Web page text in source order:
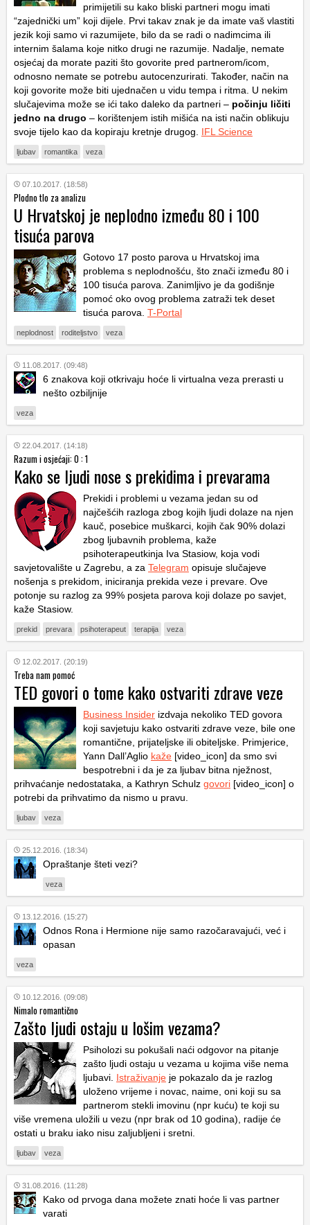
primijetili su kako bliski partneri mogu imati
“zajednički um” koji dijele. Prvi takav znak je da imate vaš vlastiti
jezik koji samo vi razumijete, bilo da se radi o nadimcima ili
internim šalama koje nitko drugi ne razumije. Nadalje, nemate
osjećaj da morate paziti što govorite pred partnerom/icom,
odnosno nemate se potrebu autocenzurirati. Također, način na
koji govorite može biti ujednačen u vidu tempa i ritma. U nekim
slučajevima može se ići tako daleko da partneri – počinju ličiti
jedno na drugo – korištenjem istih mišića na isti način oblikuju
svoje tijelo kao da kopiraju kretnje drugog. IFL Science
ljubav romantika veza
07.10.2017. (18:58)
Plodno tlo za analizu
U Hrvatskoj je neplodno između 80 i 100
tisuća parova
Gotovo 17 posto parova u Hrvatskoj ima
problema s neplodnošću, što znači između 80 i
100 tisuća parova. Zanimljivo je da godišnje
pomoć oko ovog problema zatraži tek deset
tisuća parova. T-Portal
neplodnost roditeljstvo veza
11.08.2017. (09:48)
6 znakova koji otkrivaju hoće li virtualna veza prerasti u
nešto ozbiljnije
veza
22.04.2017. (14:18)
Razum i osjećaji: 0 : 1
Kako se ljudi nose s prekidima i prevarama
Prekidi i problemi u vezama jedan su od
najčešćih razloga zbog kojih ljudi dolaze na njen
kauč, posebice muškarci, kojih čak 90% dolazi
zbog ljubavnih problema, kaže
psihoterapeutkinja Iva Stasiow, koja vodi
savjetovalište u Zagrebu, a za Telegram opisuje slučajeve
nošenja s prekidom, iniciranja prekida veze i prevare. Ove
potonje su razlog za 99% posjeta parova koji dolaze po savjet,
kaže Stasiow.
prekid prevara psihoterapeut terapija veza
12.02.2017. (20:19)
Treba nam pomoć
TED govori o tome kako ostvariti zdrave veze
Business Insider izdvaja nekoliko TED govora
koji savjetuju kako ostvariti zdrave veze, bile one
romantične, prijateljske ili obiteljske. Primjerice,
Yann Dall’Aglio kaže [video_icon] da smo svi
bespotrebni i da je za ljubav bitna nježnost,
prihvaćanje nedostataka, a Kathryn Schulz govori [video_icon] o
potrebi da prihvatimo da nismo u pravu.
ljubav veza
25.12.2016. (18:34)
Opraštanje šteti vezi?
veza
13.12.2016. (15:27)
Odnos Rona i Hermione nije samo razočaravajući, već i
opasan
veza
10.12.2016. (09:08)
Nimalo romantično
Zašto ljudi ostaju u lošim vezama?
Psiholozi su pokušali naći odgovor na pitanje
zašto ljudi ostaju u vezama u kojima više nema
ljubavi. Istraživanje je pokazalo da je razlog
uloženo vrijeme i novac, naime, oni koji su sa
partnerom stekli imovinu (npr kuću) te koji su
više vremena uložili u vezu (npr brak od 10 godina), radije će
ostati u braku iako nisu zaljubljeni i sretni.
ljubav veza
31.08.2016. (11:28)
Kako od prvoga dana možete znati hoće li vas partner
varati